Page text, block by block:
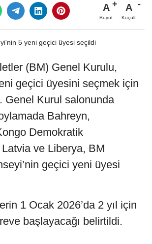
A
Büyüt
A
Küçült
(BM) Genel Kurulu,
geçici üyesini seçmek için
Genel Kurul salonunda
Bahreyn,
Demokratik
ve Liberya, BM
geçici yeni üyesi
1 Ocak 2026’da 2 yıl için
başlayacağı belirtildi.